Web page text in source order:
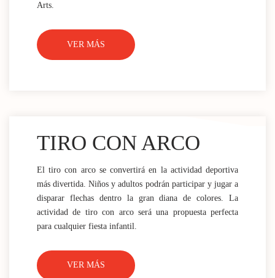
Arts.
VER MÁS
TIRO CON ARCO
El tiro con arco se convertirá en la actividad deportiva
más divertida. Niños y adultos podrán participar y jugar a
disparar flechas dentro la gran diana de colores. La
actividad de tiro con arco será una propuesta perfecta
para cualquier fiesta infantil.
VER MÁS